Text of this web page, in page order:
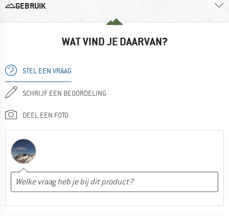
GEBRUIK
WAT VIND JE DAARVAN?
STEL EEN VRAAG
SCHRIJF EEN BEOORDELING
DEEL EEN FOTO